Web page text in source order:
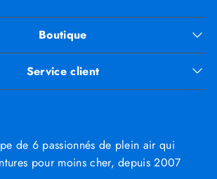
Boutique
Service client
de 6 passionnés de plein air qui
pour moins cher, depuis 2007